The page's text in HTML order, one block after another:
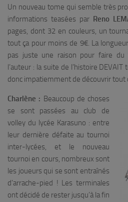
Un nouveau tome qui semble très
informations teasées par Reno
pages, dont 32 en couleurs, un
tout ça pour moins de 9€. La
pas juste une raison pour faire du
l’auteur : la suite de l’histoire
donc impatiemment de découvrir tout
Charlène : Beaucoup de choses
se sont passées au club de
volley du lycée Karasuno : entre
leur dernière défaite au tournoi
inter-lycées, et le nouveau
tournoi en cours, nombreux sont
les joueurs qui se sont entraînés
d’arrache-pied ! Les terminales
ont décidé de rester jusqu’à la fin